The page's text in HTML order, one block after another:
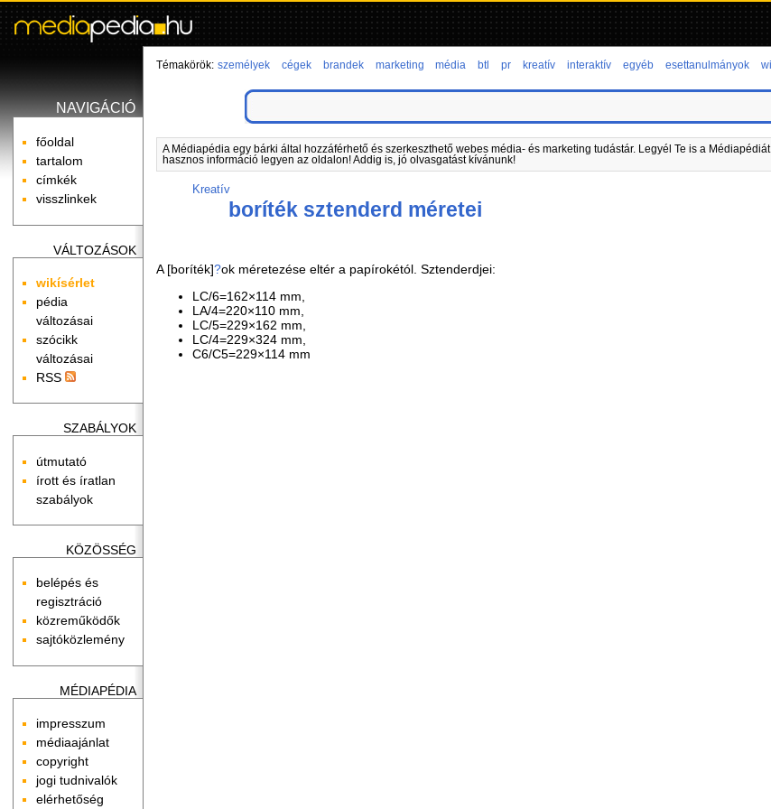
NAVIGÁCIÓ
főoldal
tartalom
címkék
visszlinkek
VÁLTOZÁSOK
wikísérlet
pédia
változásai
szócikk
változásai
RSS
SZABÁLYOK
útmutató
írott és íratlan
szabályok
KÖZÖSSÉG
belépés és
regisztráció
közreműködők
sajtóközlemény
MÉDIAPÉDIA
impresszum
médiaajánlat
copyright
jogi tudnivalók
elérhetőség
Témakörök: személyek cégek brandek marketing média btl pr kreatív interaktív egyéb esettanulmányok
A Médiapédia egy bárki által hozzáférhető és szerkeszthető webes média- és marketing tudástár. Legyél Te is a
hasznos információ legyen az oldalon! Addig is, jó olvasgatást kívánunk!
Kreatív
boríték sztenderd méretei
A [boríték]?ok méretezése eltér a papírokétól. Sztenderdjei:
LC/6=162×114 mm,
LA/4=220×110 mm,
LC/5=229×162 mm,
LC/4=229×324 mm,
C6/C5=229×114 mm